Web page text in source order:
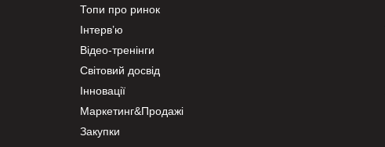
Топи про ринок
Інтерв’ю
Відео-тренінги
Світовий досвід
Інновації
Маркетинг&Продажі
Закупки